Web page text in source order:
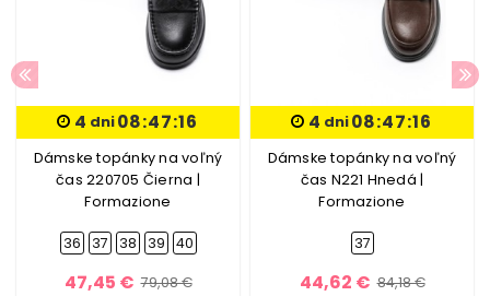
4 dni08:47:16
Dámske topánky na voľný
čas 220705 Čierna |
Formazione
36 37 38 39 40
47,45 € 79,08 €
4 dni08:47:16
Dámske topánky na voľný
čas N221 Hnedá |
Formazione
37
44,62 € 84,18 €